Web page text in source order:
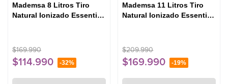
Mademsa 8 Litros Tiro
Natural Ionizado Essential
$169.990
$114.990 -32%
Mademsa 11 Litros Tiro
Natural Ionizado Essential
$209.990
$169.990 -19%